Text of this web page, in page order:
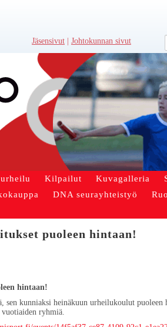
Jäsensivut Johtokunnan sivut
Kilpailut Kuvagalleria
DNA seurayhteistyö
puoleen hintaan!
hintaan!
sen kunniaksi heinäkuun urheilukoulut puoleen
ryhmiä.